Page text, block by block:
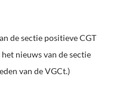
de sectie positieve CGT
het nieuws van de sectie
van de VGCt.)